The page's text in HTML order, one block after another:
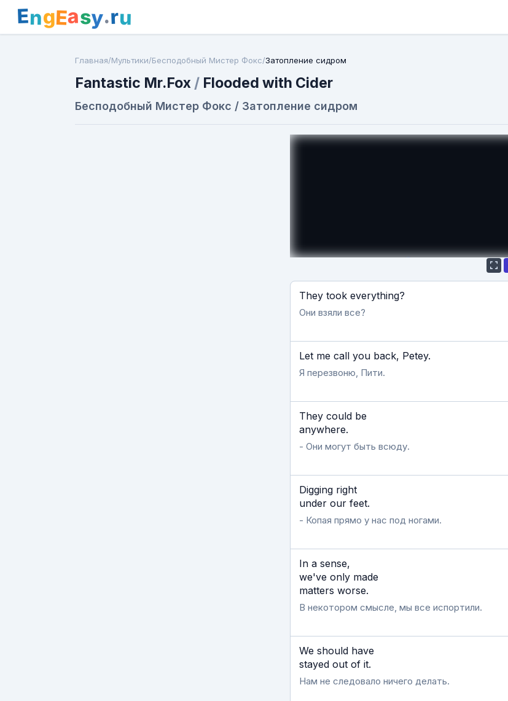
EngEasy.ru
Главная/Мультики/Бесподобный Мистер Фокс/Затопление сидром
Fantastic Mr.Fox / Flooded with Cider
Бесподобный Мистер Фокс / Затопление сидром
Если видео долго не грузится, выключите VPN
They took everything?
Они взяли все?
Let me call you back, Petey.
Я перезвоню, Пити.
They could be
anywhere.
- Они могут быть всюду.
Digging right
under our feet.
- Копая прямо у нас под ногами.
In a sense,
we've only made
matters worse.
В некотором смысле, мы все испортили.
We should have
stayed out of it.
Нам не следовало ничего делать.